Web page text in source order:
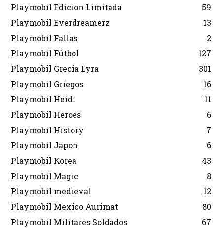
Playmobil Edicion Limitada
59
Playmobil Everdreamerz
13
Playmobil Fallas
2
Playmobil Fútbol
127
Playmobil Grecia Lyra
301
Playmobil Griegos
16
Playmobil Heidi
11
Playmobil Heroes
6
Playmobil History
7
Playmobil Japon
6
Playmobil Korea
43
Playmobil Magic
8
Playmobil medieval
12
Playmobil Mexico Aurimat
80
Playmobil Militares Soldados
67